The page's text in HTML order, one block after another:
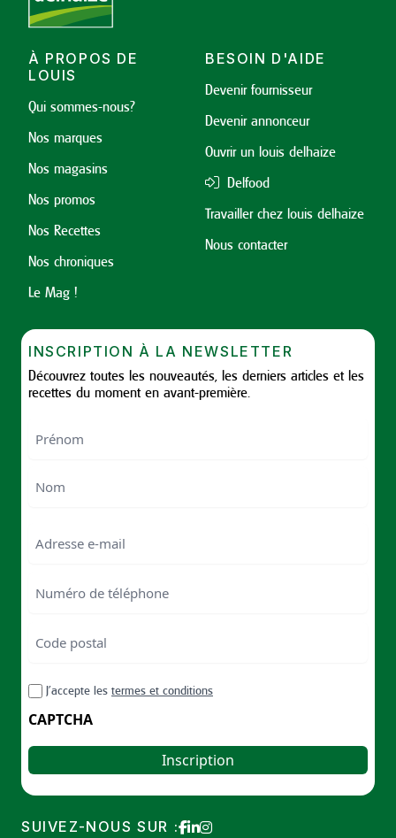
À PROPOS DE
LOUIS
Qui sommes-nous?
Nos marques
Nos magasins
Nos promos
Nos Recettes
Nos chroniques
Le Mag !
BESOIN D'AIDE
Devenir fournisseur
Devenir annonceur
Ouvrir un louis delhaize
Delfood
Travailler chez louis delhaize
Nous contacter
INSCRIPTION À LA NEWSLETTER
Découvrez toutes les nouveautés, les derniers articles et les
recettes du moment en avant-première.
de
postal
postal
RGPDJ’accepte les termes et conditions
CAPTCHA
SUIVEZ-NOUS SUR :